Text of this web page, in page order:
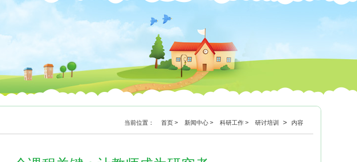
当前位置： 首页 > 新闻中心 > 科研工作 > 研讨培训 > 内容